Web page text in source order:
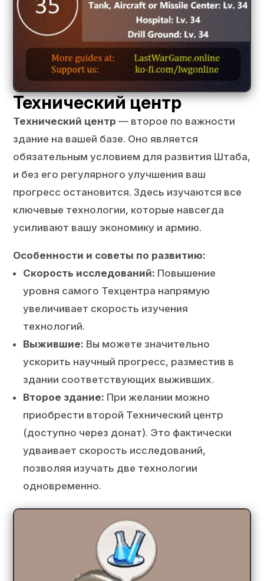
Технический центр
Технический центр — второе по важности
здание на вашей базе. Оно является
обязательным условием для развития Штаба,
и без его регулярного улучшения ваш
прогресс остановится. Здесь изучаются все
ключевые технологии, которые навсегда
усиливают вашу экономику и армию.
Особенности и советы по развитию:
Скорость исследований: Повышение
уровня самого Техцентра напрямую
увеличивает скорость изучения
технологий.
Выжившие: Вы можете значительно
ускорить научный прогресс, разместив в
здании соответствующих выживших.
Второе здание: При желании можно
приобрести второй Технический центр
(доступно через донат). Это фактически
удваивает скорость исследований,
позволяя изучать две технологии
одновременно.